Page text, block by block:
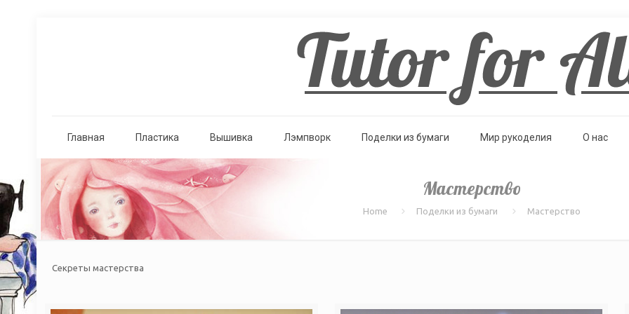
Главная Пластика Вышивка Лэмпворк Поделки из бумаги Мир рукоделия О нас
Мастерство
Home Поделки из бумаги Мастерство
Секреты мастерства